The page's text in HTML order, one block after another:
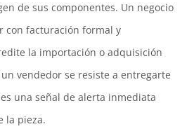
de sus componentes. Un negocio
con facturación formal y
la importación o adquisición
vendedor se resiste a entregarte
una señal de alerta inmediata
la pieza.